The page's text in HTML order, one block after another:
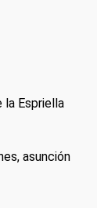
la Espriella
asunción